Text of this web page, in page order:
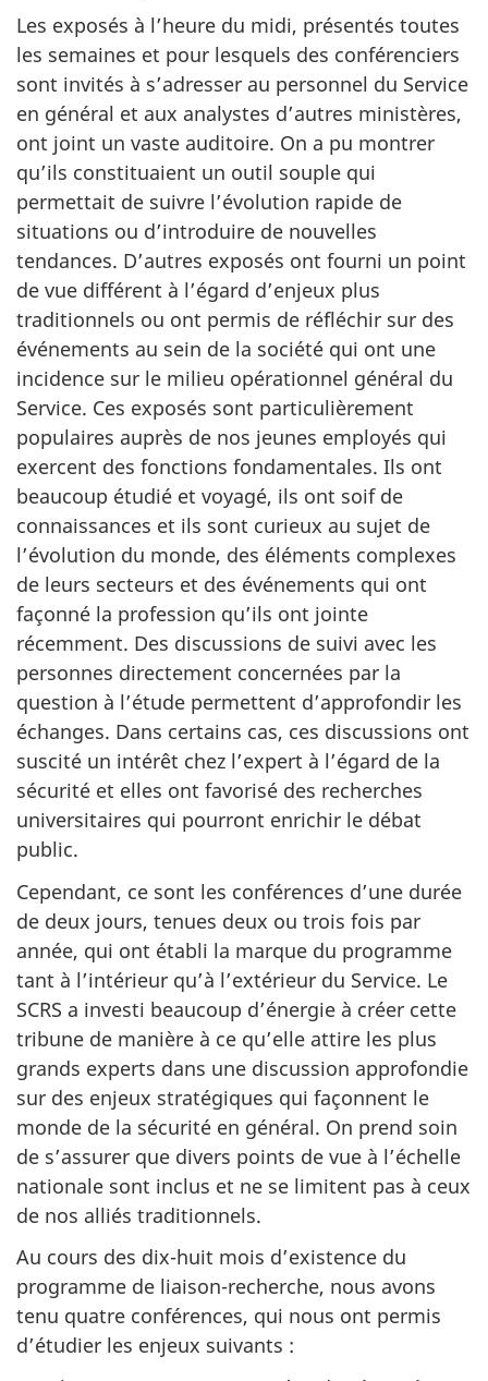
Les exposés à l’heure du midi, présentés toutes
les semaines et pour lesquels des conférenciers
sont invités à s’adresser au personnel du Service
en général et aux analystes d’autres ministères,
ont joint un vaste auditoire. On a pu montrer
qu’ils constituaient un outil souple qui
permettait de suivre l’évolution rapide de
situations ou d’introduire de nouvelles
tendances. D’autres exposés ont fourni un point
de vue différent à l’égard d’enjeux plus
traditionnels ou ont permis de réfléchir sur des
événements au sein de la société qui ont une
incidence sur le milieu opérationnel général du
Service. Ces exposés sont particulièrement
populaires auprès de nos jeunes employés qui
exercent des fonctions fondamentales. Ils ont
beaucoup étudié et voyagé, ils ont soif de
connaissances et ils sont curieux au sujet de
l’évolution du monde, des éléments complexes
de leurs secteurs et des événements qui ont
façonné la profession qu’ils ont jointe
récemment. Des discussions de suivi avec les
personnes directement concernées par la
question à l’étude permettent d’approfondir les
échanges. Dans certains cas, ces discussions ont
suscité un intérêt chez l’expert à l’égard de la
sécurité et elles ont favorisé des recherches
universitaires qui pourront enrichir le débat
public.
Cependant, ce sont les conférences d’une durée
de deux jours, tenues deux ou trois fois par
année, qui ont établi la marque du programme
tant à l’intérieur qu’à l’extérieur du Service. Le
SCRS a investi beaucoup d’énergie à créer cette
tribune de manière à ce qu’elle attire les plus
grands experts dans une discussion approfondie
sur des enjeux stratégiques qui façonnent le
monde de la sécurité en général. On prend soin
de s’assurer que divers points de vue à l’échelle
nationale sont inclus et ne se limitent pas à ceux
de nos alliés traditionnels.
Au cours des dix-huit mois d’existence du
programme de liaison-recherche, nous avons
tenu quatre conférences, qui nous ont permis
d’étudier les enjeux suivants :